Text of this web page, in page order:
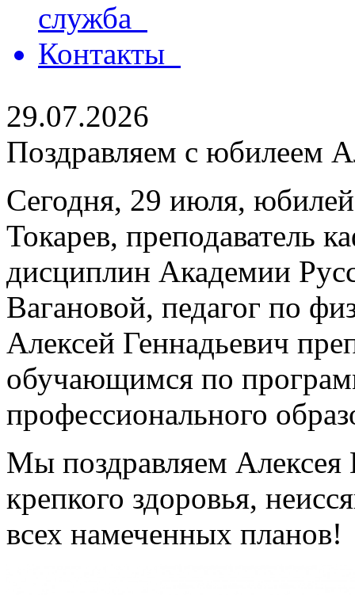
служба
Контакты
29.07.2026
Поздравляем с юбилеем
Сегодня, 29 июля,
Токарев, преподаватель
дисциплин Академии
Вагановой, педагог по
Алексей Геннадьевич
обучающимся по
профессионального
Мы поздравляем Алексея
крепкого здоровья,
всех намеченных планов!